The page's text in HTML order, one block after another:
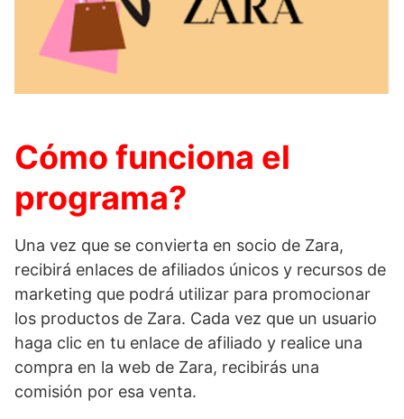
Cómo funciona el
programa?
Una vez que se convierta en socio de Zara,
recibirá enlaces de afiliados únicos y recursos de
marketing que podrá utilizar para promocionar
los productos de Zara. Cada vez que un usuario
haga clic en tu enlace de afiliado y realice una
compra en la web de Zara, recibirás una
comisión por esa venta.